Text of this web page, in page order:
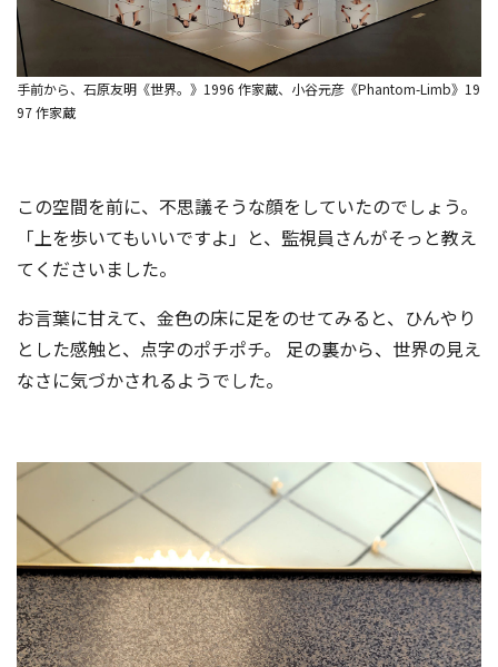
手前から、石原友明《世界。》1996 作家蔵、小谷元彦《Phantom-Limb》19
97 作家蔵
この空間を前に、不思議そうな顔をしていたのでしょう。
「上を歩いてもいいですよ」と、監視員さんがそっと教え
てくださいました。
お言葉に甘えて、金色の床に足をのせてみると、ひんやり
とした感触と、点字のポチポチ。 足の裏から、世界の見え
なさに気づかされるようでした。